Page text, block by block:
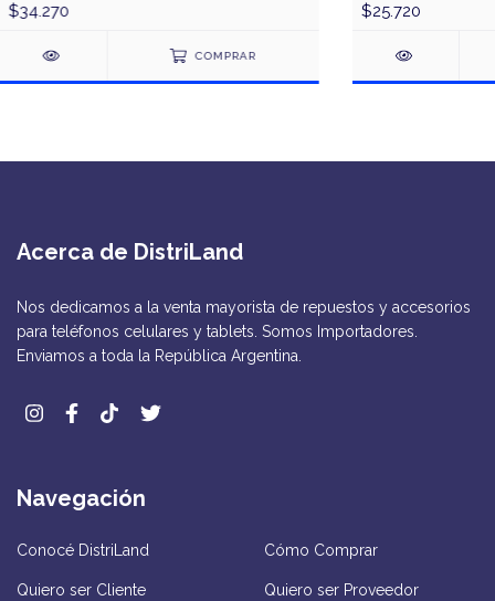
$34.270
COMPRAR
$25.720
Acerca de DistriLand
Nos dedicamos a la venta mayorista de repuestos y accesorios
para teléfonos celulares y tablets. Somos Importadores.
Enviamos a toda la República Argentina.
Navegación
Conocé DistriLand Cómo Comprar
Quiero ser Cliente Quiero ser Proveedor